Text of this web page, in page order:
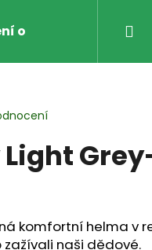
obchodu
Light
komfortní helma v
naši dědové.